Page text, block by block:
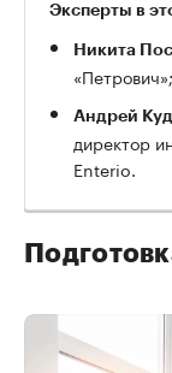
Эксперты в
Никита
«Петрович»;
Андрей
директор
Enterio.